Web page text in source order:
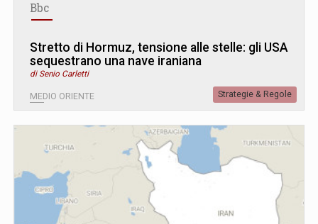
Bbc
Stretto di Hormuz, tensione alle stelle: gli USA
sequestrano una nave iraniana
di Senio Carletti
MEDIO ORIENTE Strategie & Regole